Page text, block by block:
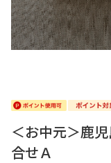
＜お中元＞鹿
合せＡ